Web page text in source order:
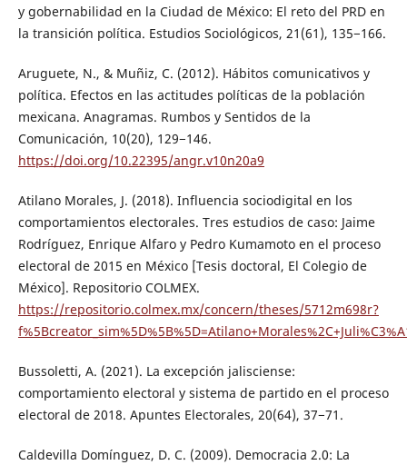
y gobernabilidad en la Ciudad de México: El reto del PRD en
la transición política. Estudios Sociológicos, 21(61), 135−166.
Aruguete, N., & Muñiz, C. (2012). Hábitos comunicativos y
política. Efectos en las actitudes políticas de la población
mexicana. Anagramas. Rumbos y Sentidos de la
Comunicación, 10(20), 129−146.
https://doi.org/10.22395/angr.v10n20a9
Atilano Morales, J. (2018). Influencia sociodigital en los
comportamientos electorales. Tres estudios de caso: Jaime
Rodríguez, Enrique Alfaro y Pedro Kumamoto en el proceso
electoral de 2015 en México [Tesis doctoral, El Colegio de
México]. Repositorio COLMEX.
https://repositorio.colmex.mx/concern/theses/5712m698r?
Bussoletti, A. (2021). La excepción jalisciense:
comportamiento electoral y sistema de partido en el proceso
electoral de 2018. Apuntes Electorales, 20(64), 37−71.
Caldevilla Domínguez, D. C. (2009). Democracia 2.0: La